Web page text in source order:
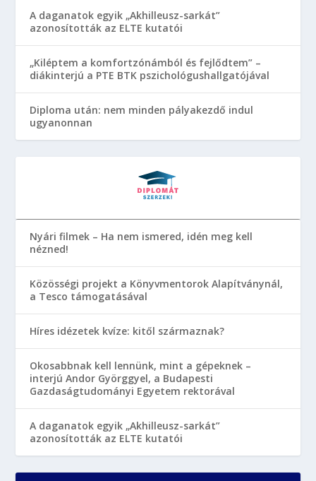
A daganatok egyik „Akhilleusz-sarkát”
azonosították az ELTE kutatói
„Kiléptem a komfortzónámból és fejlődtem” –
diákinterjú a PTE BTK pszichológushallgatójával
Diploma után: nem minden pályakezdő indul
ugyanonnan
Nyári filmek – Ha nem ismered, idén meg kell
nézned!
Közösségi projekt a Könyvmentorok Alapítványnál,
a Tesco támogatásával
Híres idézetek kvíze: kitől származnak?
Okosabbnak kell lennünk, mint a gépeknek –
interjú Andor Györggyel, a Budapesti
Gazdaságtudományi Egyetem rektorával
A daganatok egyik „Akhilleusz-sarkát”
azonosították az ELTE kutatói